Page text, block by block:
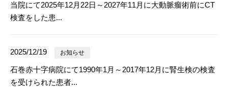
当院にて2025年12月22日～2027年11月に大動脈瘤術前にCT
検査をした患...
2025/12/19 お知らせ
石巻赤十字病院にて1990年1月～2017年12月に腎生検の検査
を受けられた患者...